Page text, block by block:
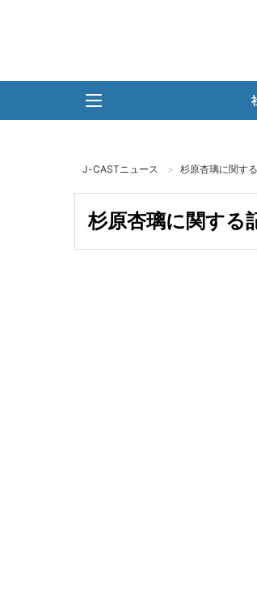
J-CASTニュース 杉原杏璃に関す
杉原杏璃に関する